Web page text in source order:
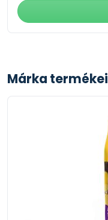
Márka termékei